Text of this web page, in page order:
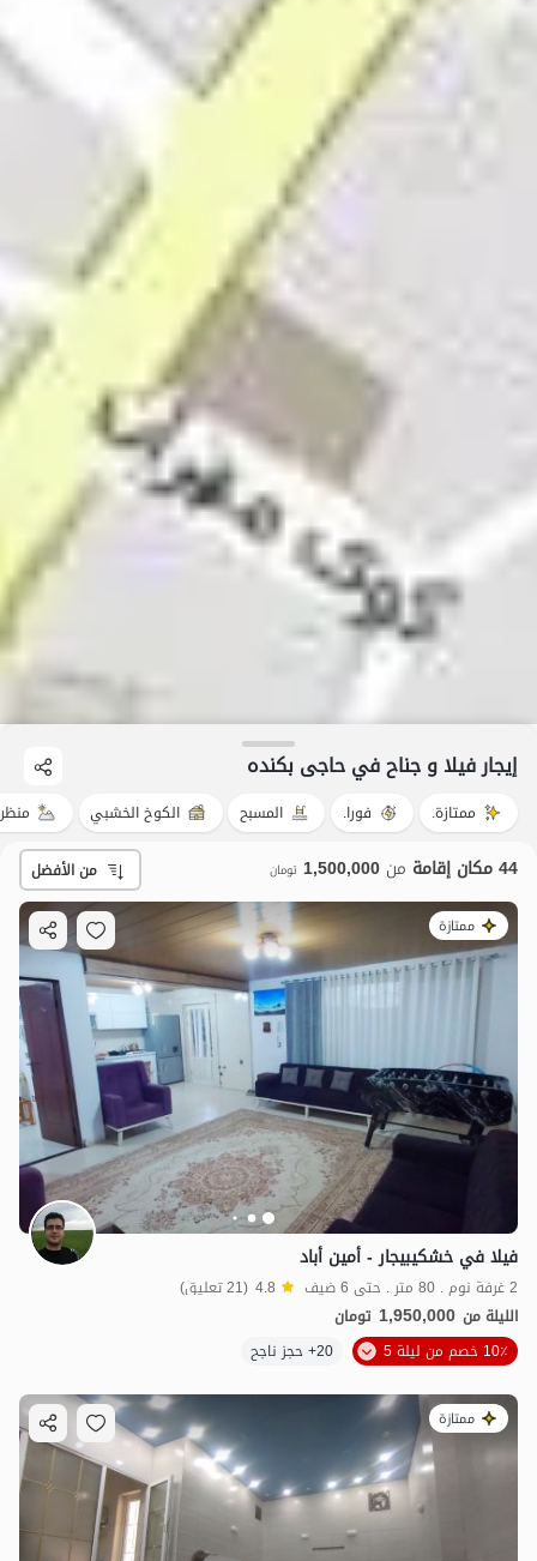
إيجار فيلا و جناح في حاجی بکنده
ممتازة. فورا. المسبح الكوخ الخشبي
44 مكان إقامة من 1,500,000 تومان من الأفضل
ممتازة
فيلا في خشكيبيجار - أمين أباد
2 غرفة نوم . 80 متر . حتى 6 ضيف 4.8 (21 تعليق)
الليلة من 1,950,000 تومان
10٪ خصم من ليلة 5
20+ حجز ناجح
ممتازة